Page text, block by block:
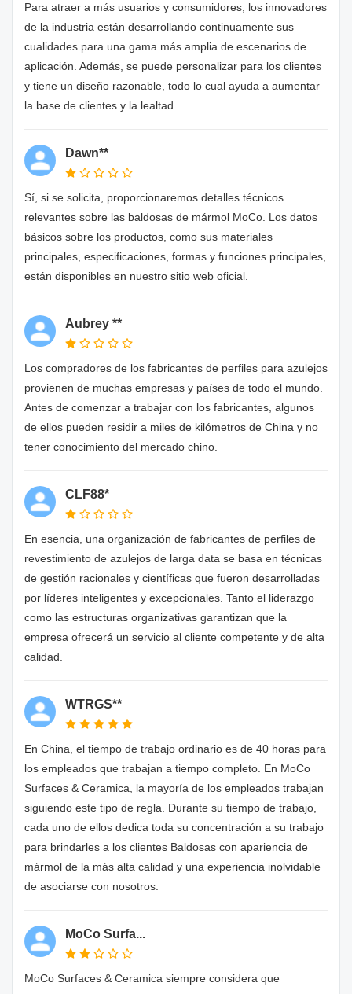
Para atraer a más usuarios y consumidores, los innovadores
de la industria están desarrollando continuamente sus
cualidades para una gama más amplia de escenarios de
aplicación. Además, se puede personalizar para los clientes
y tiene un diseño razonable, todo lo cual ayuda a aumentar
la base de clientes y la lealtad.
Dawn**
Sí, si se solicita, proporcionaremos detalles técnicos
relevantes sobre las baldosas de mármol MoCo. Los datos
básicos sobre los productos, como sus materiales
principales, especificaciones, formas y funciones principales,
están disponibles en nuestro sitio web oficial.
Aubrey **
Los compradores de los fabricantes de perfiles para azulejos
provienen de muchas empresas y países de todo el mundo.
Antes de comenzar a trabajar con los fabricantes, algunos
de ellos pueden residir a miles de kilómetros de China y no
tener conocimiento del mercado chino.
CLF88*
En esencia, una organización de fabricantes de perfiles de
revestimiento de azulejos de larga data se basa en técnicas
de gestión racionales y científicas que fueron desarrolladas
por líderes inteligentes y excepcionales. Tanto el liderazgo
como las estructuras organizativas garantizan que la
empresa ofrecerá un servicio al cliente competente y de alta
calidad.
WTRGS**
En China, el tiempo de trabajo ordinario es de 40 horas para
los empleados que trabajan a tiempo completo. En MoCo
Surfaces & Ceramica, la mayoría de los empleados trabajan
siguiendo este tipo de regla. Durante su tiempo de trabajo,
cada uno de ellos dedica toda su concentración a su trabajo
para brindarles a los clientes Baldosas con apariencia de
mármol de la más alta calidad y una experiencia inolvidable
de asociarse con nosotros.
MoCo Surfa...
MoCo Surfaces & Ceramica siempre considera que